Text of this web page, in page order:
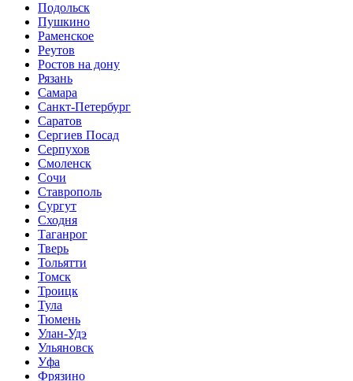
Подольск
Пушкино
Раменское
Реутов
Ростов на дону
Рязань
Самара
Санкт-Петербург
Саратов
Сергиев Посад
Серпухов
Смоленск
Сочи
Ставрополь
Сургут
Сходня
Таганрог
Тверь
Тольятти
Томск
Троицк
Тула
Тюмень
Улан-Удэ
Ульяновск
Уфа
Фрязино